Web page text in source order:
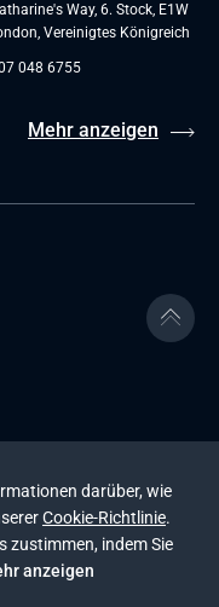
Way, 6. Stock, E1W
Vereinigtes Königreich
048 6755
Mehr anzeigen
.
Es
darüber, wie
Cookie-Richtlinie.
zustimmen, indem Sie
anzeigen